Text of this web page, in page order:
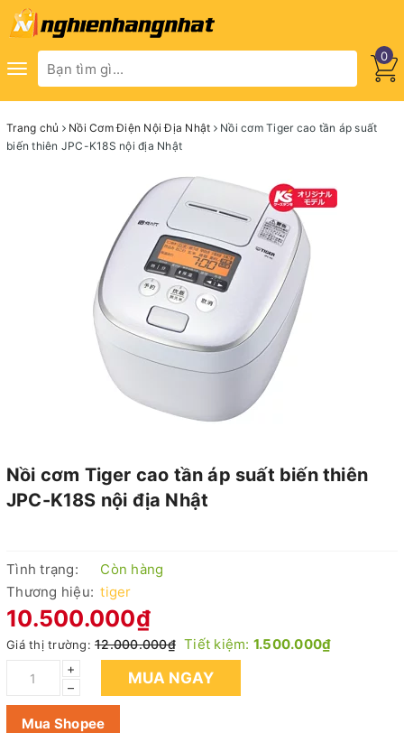
Toggle
0
Trang chủ Nồi Cơm Điện Nội Địa Nhật
Nồi cơm Tiger cao tần áp suất
biến thiên JPC-K18S nội địa Nhật
Nồi cơm Tiger cao tần áp suất biến thiên
JPC-K18S nội địa Nhật
Tình trạng:
Còn hàng
Thương hiệu: tiger
10.500.000₫
Giá thị trường: 12.000.000₫ Tiết kiệm: 1.500.000₫
+
–
MUA NGAY
Mua Shopee